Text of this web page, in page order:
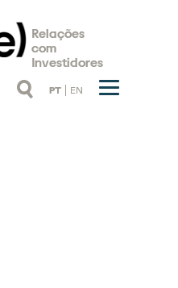
Relações
com
Investidores
PT EN